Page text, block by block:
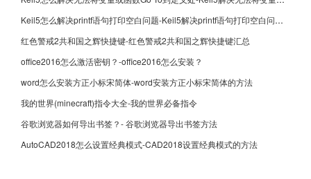
Keil5怎么解决printf语句打印空白问题-Keil5解决printf语句打印空白问题的方法
红色警戒2共和国之辉快捷键-红色警戒2共和国之辉快捷键汇总
office2016怎么激活密钥？-office2016怎么安装？
word怎么安装方正小标宋简体-word安装方正小标宋简体的方法
我的世界(minecraft)指令大全-我的世界必备指令
谷歌浏览器如何导出书签？- 谷歌浏览器导出书签方法
AutoCAD2018怎么设置经典模式-CAD2018设置经典模式的方法